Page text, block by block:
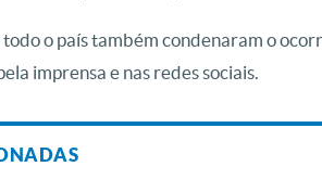
o país também condenaram o
imprensa e nas redes sociais.